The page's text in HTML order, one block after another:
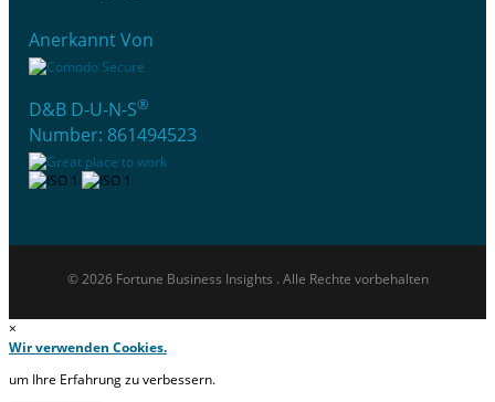
Anerkannt Von
D&B D-U-N-S®
Number: 861494523
© 2026 Fortune Business Insights . Alle Rechte vorbehalten
×
Wir verwenden Cookies.
um Ihre Erfahrung zu verbessern.